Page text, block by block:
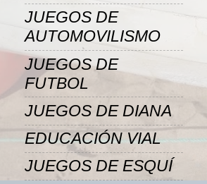
JUEGOS DE
AUTOMOVILISMO
JUEGOS DE
FUTBOL
JUEGOS DE DIANA
EDUCACIÓN VIAL
JUEGOS DE ESQUÍ